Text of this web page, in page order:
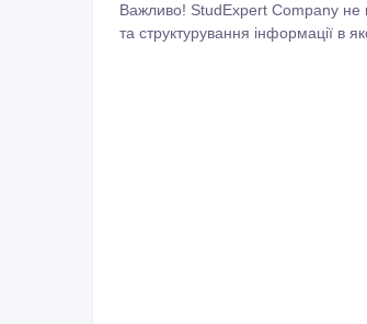
Важливо! StudExpert Company не
та структурування інформації в